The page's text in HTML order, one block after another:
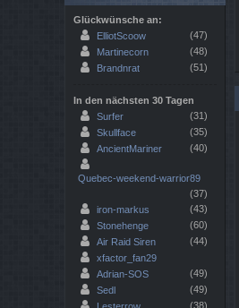
Glückwünsche an:
ElliotScoow
(47)
Martinecorn
(48)
Brandnrat
(51)
In den nächsten 30 Tagen
Surfer
(31)
Skullface
(35)
AncientMariner
(40)
Quebec-weekend-warrior89
(37)
iron-markus
(43)
Stonehenge
(60)
Air Raid Siren
(44)
xfactor_fan29
Adrian-SOS
(49)
Sedl
(49)
Lesterrow
(38)